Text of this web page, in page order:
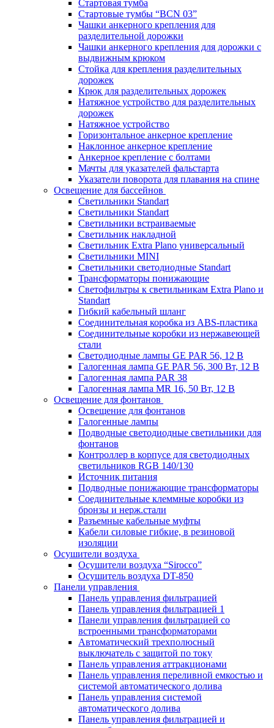
Стартовая тумба
Стартовые тумбы “BCN 03”
Чашки анкерного крепления для
разделительной дорожки
Чашки анкерного крепления для дорожки с
выдвижным крюком
Стойка для крепления разделительных
дорожек
Крюк для разделительных дорожек
Натяжное устройство для разделительных
дорожек
Натяжное устройство
Горизонтальное анкерное крепление
Наклонное анкерное крепление
Анкерное крепление с болтами
Мачты для указателей фальстарта
Указатели поворота для плавания на спине
Освещение для бассейнов
Светильники Standart
Светильники Standart
Светильники встраиваемые
Светильник накладной
Светильник Extra Plano универсальный
Светильники MINI
Светильники светодиодные Standart
Трансформаторы понижающие
Светофильтры к светильникам Extra Plano и
Standart
Гибкий кабельный шланг
Соединительная коробка из ABS-пластика
Соединительные коробки из нержавеющей
стали
Светодиодные лампы GE PAR 56, 12 В
Галогенная лампа GE PAR 56, 300 Вт, 12 В
Галогенная лампа PAR 38
Галогенная лампа MR 16, 50 Вт, 12 В
Освещение для фонтанов
Освещение для фонтанов
Галогенные лампы
Подводные светодиодные светильники для
фонтанов
Контроллер в корпусе для светодиодных
светильников RGB 140/130
Источник питания
Подводные понижающие трансформаторы
Соединительные клеммные коробки из
бронзы и нерж.стали
Разъемные кабельные муфты
Кабели силовые гибкие, в резиновой
изоляции
Осушители воздуха
Осушители воздуха “Sirocco”
Осушитель воздуха DT-850
Панели управления
Панель управления фильтрацией
Панель управления фильтрацией 1
Панели управления фильтрацией cо
встроенными трансформаторами
Автоматический трехполюсный
выключатель с защитой по току
Панель управления аттракционами
Панель управления переливной емкостью и
системой автоматического долива
Панель управления системой
автоматического долива
Панель управления фильтрацией и